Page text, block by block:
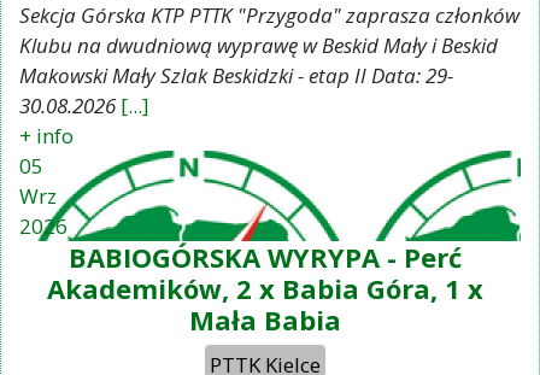
Sekcja Górska KTP PTTK "Przygoda" zaprasza członków
Klubu na dwudniową wyprawę w Beskid Mały i Beskid
Makowski Mały Szlak Beskidzki - etap II Data: 29-
30.08.2026 [...]
+ info
05
Wrz
2026
BABIOGÓRSKA WYRYPA - Perć
Akademików, 2 x Babia Góra, 1 x
Mała Babia
PTTK Kielce